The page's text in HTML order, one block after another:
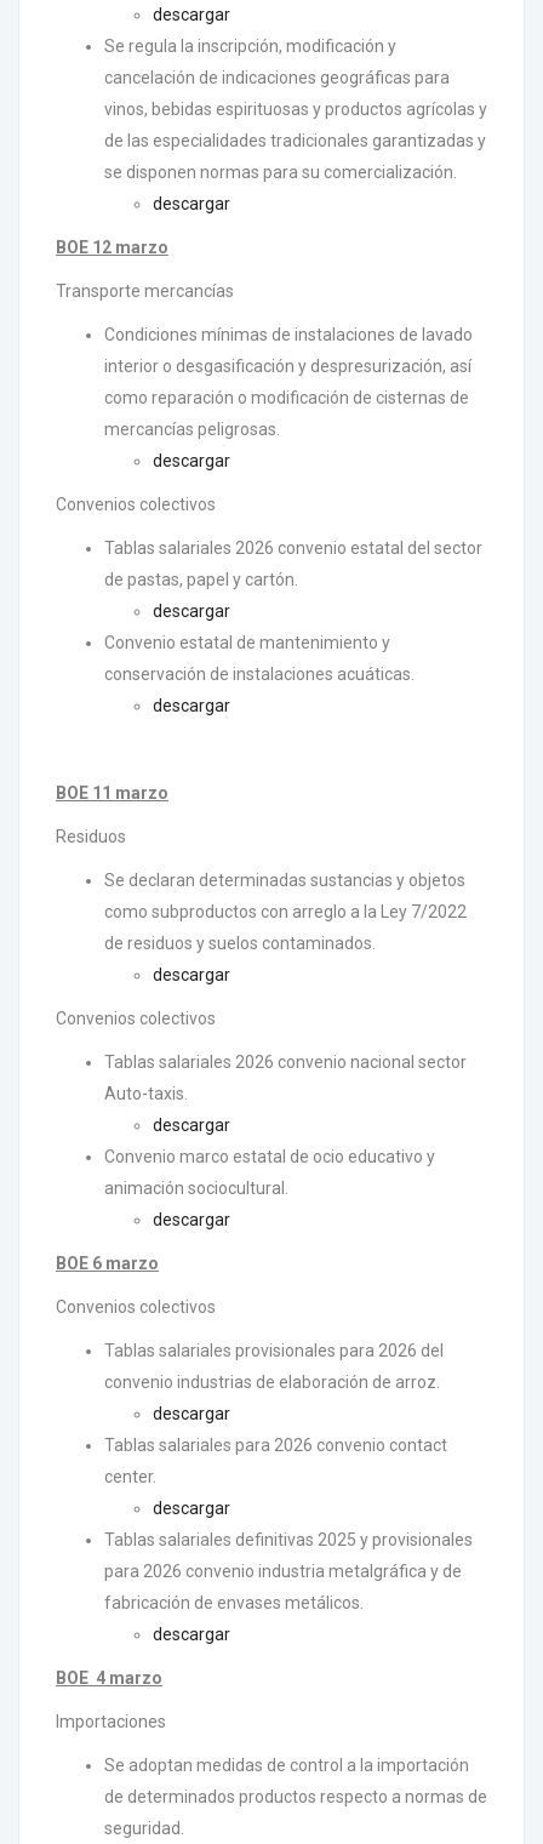
descargar
Se regula la inscripción, modificación y
cancelación de indicaciones geográficas para
vinos, bebidas espirituosas y productos agrícolas y
de las especialidades tradicionales garantizadas y
se disponen normas para su comercialización.
descargar
BOE 12 marzo
Transporte mercancías
Condiciones mínimas de instalaciones de lavado
interior o desgasificación y despresurización, así
como reparación o modificación de cisternas de
mercancías peligrosas.
descargar
Convenios colectivos
Tablas salariales 2026 convenio estatal del sector
de pastas, papel y cartón.
descargar
Convenio estatal de mantenimiento y
conservación de instalaciones acuáticas.
descargar
BOE 11 marzo
Residuos
Se declaran determinadas sustancias y objetos
como subproductos con arreglo a la Ley 7/2022
de residuos y suelos contaminados.
descargar
Convenios colectivos
Tablas salariales 2026 convenio nacional sector
Auto-taxis.
descargar
Convenio marco estatal de ocio educativo y
animación sociocultural.
descargar
BOE 6 marzo
Convenios colectivos
Tablas salariales provisionales para 2026 del
convenio industrias de elaboración de arroz.
descargar
Tablas salariales para 2026 convenio contact
center.
descargar
Tablas salariales definitivas 2025 y provisionales
para 2026 convenio industria metalgráfica y de
fabricación de envases metálicos.
descargar
BOE 4 marzo
Importaciones
Se adoptan medidas de control a la importación
de determinados productos respecto a normas de
seguridad.